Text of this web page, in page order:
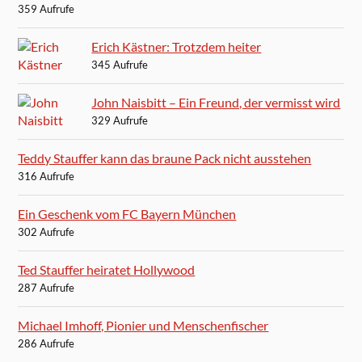
359 Aufrufe
Erich Kästner: Trotzdem heiter
345 Aufrufe
John Naisbitt – Ein Freund, der vermisst wird
329 Aufrufe
Teddy Stauffer kann das braune Pack nicht ausstehen
316 Aufrufe
Ein Geschenk vom FC Bayern München
302 Aufrufe
Ted Stauffer heiratet Hollywood
287 Aufrufe
Michael Imhoff, Pionier und Menschenfischer
286 Aufrufe